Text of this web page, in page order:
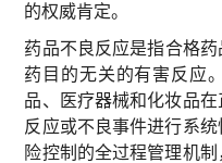
的权威肯定。
药品不良反应‌是指合格
药目的无关的有害反应
品、医疗器械和化妆品
反应或不良事件进行系
险控制的全过程管理机